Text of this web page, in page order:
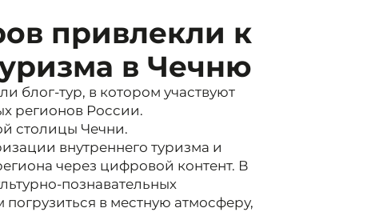
привлекли к
в Чечню
блог-тур, в котором участвуют
регионов России.
столицы Чечни.
внутреннего туризма и
через цифровой контент. В
познавательных
в местную атмосферу,